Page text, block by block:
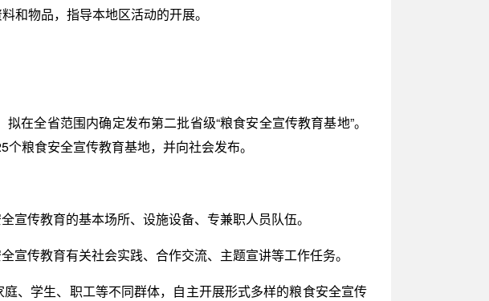
和物品，指导本地区活动的开展。
在全省范围内确定发布第二批省级“粮食安全宣传教育基地”。
粮食安全宣传教育基地，并向社会发布。
宣传教育的基本场所、设施设备、专兼职人员队伍。
宣传教育有关社会实践、合作交流、主题宣讲等工作任务。
、学生、职工等不同群体，自主开展形式多样的粮食安全宣传